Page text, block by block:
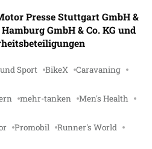
Presse Stuttgart GmbH &
GmbH & Co. KG und
Sport BikeX Caravaning
mehr-tanken Men's Health
Promobil Runner's World